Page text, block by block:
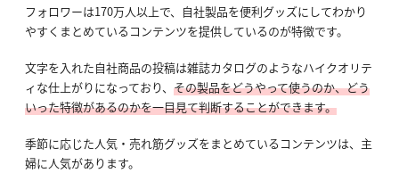
フォロワーは170万人以上で、自社製品を便利グッズにしてわかり
やすくまとめているコンテンツを提供しているのが特徴です。
文字を入れた自社商品の投稿は雑誌カタログのようなハイクオリテ
ィな仕上がりになっており、 その製品をどうやって使うのか、どう
いった特徴があるのかを一目見て判断することができます。
季節に応じた人気・売れ筋グッズをまとめているコンテンツは、主
婦に人気があります。